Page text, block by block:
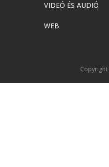
VIDEÓ ÉS AUDIÓ
WEB